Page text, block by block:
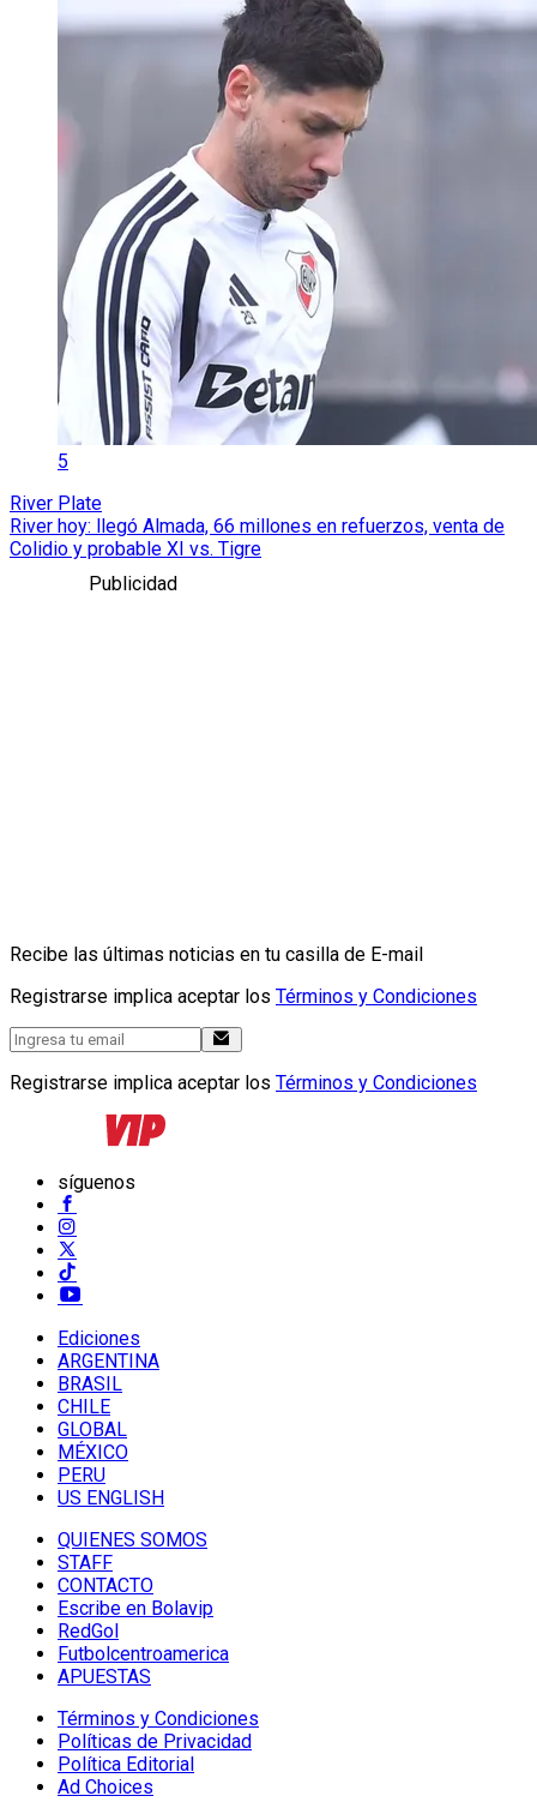
5
River Plate
River hoy: llegó Almada, 66 millones en refuerzos, venta de
Colidio y probable XI vs. Tigre
Publicidad
Recibe las últimas noticias en tu casilla de E-mail
Registrarse implica aceptar los Términos y Condiciones
Registrarse implica aceptar los Términos y Condiciones
síguenos
Ediciones
ARGENTINA
BRASIL
CHILE
GLOBAL
MÉXICO
PERU
US ENGLISH
QUIENES SOMOS
STAFF
CONTACTO
Escribe en Bolavip
RedGol
Futbolcentroamerica
APUESTAS
Términos y Condiciones
Políticas de Privacidad
Política Editorial
Ad Choices